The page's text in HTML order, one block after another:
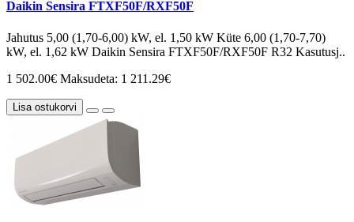
Daikin Sensira FTXF50F/RXF50F
Jahutus 5,00 (1,70-6,00) kW, el. 1,50 kW Küte 6,00 (1,70-7,70)
kW, el. 1,62 kW Daikin Sensira FTXF50F/RXF50F R32 Kasutusj..
1 502.00€ Maksudeta: 1 211.29€
Lisa ostukorvi